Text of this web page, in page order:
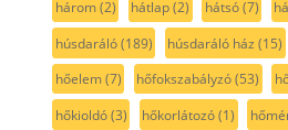
három(2) hátlap(2) hátsó(7)
húsdaráló(189) húsdaráló ház (15)
hőelem(7) hőfokszabályzó(53)
hőkioldó(3) hőkorlátozó(1)